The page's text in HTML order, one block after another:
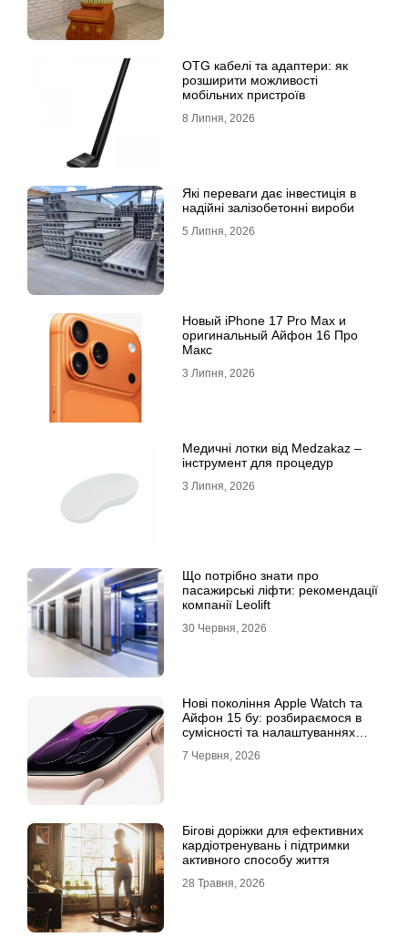
OTG кабелі та адаптери: як
розширити можливості
мобільних пристроїв
8 Липня, 2026
Які переваги дає інвестиція в
надійні залізобетонні вироби
5 Липня, 2026
Новый iPhone 17 Pro Max и
оригинальный Айфон 16 Про
Макс
3 Липня, 2026
Медичні лотки від Medzakaz –
інструмент для процедур
3 Липня, 2026
Що потрібно знати про
пасажирські ліфти: рекомендації
компанії Leolift
30 Червня, 2026
Нові покоління Apple Watch та
Айфон 15 бу: розбираємося в
сумісності та налаштуваннях
7 Червня, 2026
Бігові доріжки для ефективних
кардіотренувань і підтримки
активного способу життя
28 Травня, 2026